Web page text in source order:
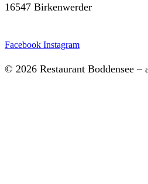
16547 Birkenwerder
Facebook Instagram
© 2026 Restaurant Boddensee –